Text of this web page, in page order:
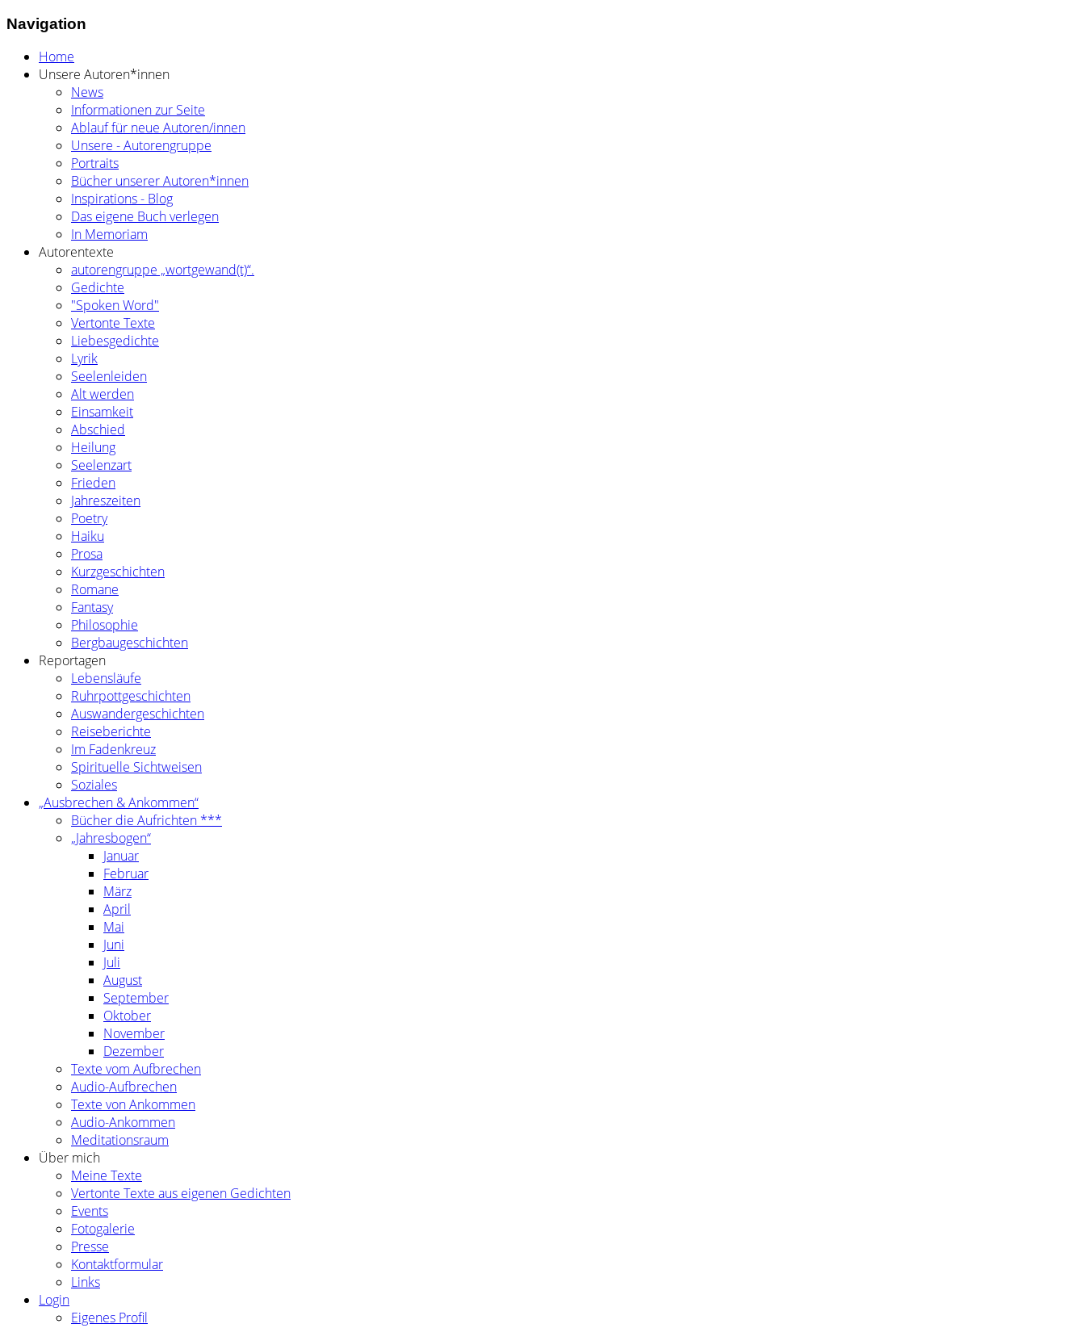
Navigation
Home
Unsere Autoren*innen
News
Informationen zur Seite
Ablauf für neue Autoren/innen
Unsere - Autorengruppe
Portraits
Bücher unserer Autoren*innen
Inspirations - Blog
Das eigene Buch verlegen
In Memoriam
Autorentexte
autorengruppe „wortgewand(t)“.
Gedichte
"Spoken Word"
Vertonte Texte
Liebesgedichte
Lyrik
Seelenleiden
Alt werden
Einsamkeit
Abschied
Heilung
Seelenzart
Frieden
Jahreszeiten
Poetry
Haiku
Prosa
Kurzgeschichten
Romane
Fantasy
Philosophie
Bergbaugeschichten
Reportagen
Lebensläufe
Ruhrpottgeschichten
Auswandergeschichten
Reiseberichte
Im Fadenkreuz
Spirituelle Sichtweisen
Soziales
„Ausbrechen & Ankommen“
Bücher die Aufrichten ***
„Jahresbogen“
Januar
Februar
März
April
Mai
Juni
Juli
August
September
Oktober
November
Dezember
Texte vom Aufbrechen
Audio-Aufbrechen
Texte von Ankommen
Audio-Ankommen
Meditationsraum
Über mich
Meine Texte
Vertonte Texte aus eigenen Gedichten
Events
Fotogalerie
Presse
Kontaktformular
Links
Login
Eigenes Profil